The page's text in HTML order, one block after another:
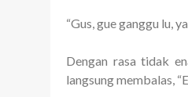
“Gus, gue ganggu lu,
Dengan rasa tidak
langsung membalas,